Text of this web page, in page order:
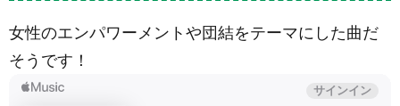
女性のエンパワーメントや団結をテーマにした曲だ
そうです！